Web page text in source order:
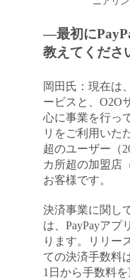
―最初に
教えてくださ
岡田氏：現在は
ービスと、O2O
心に事業を行っ
リをご利用いた
超のユーザー（
カ所超の加盟店
お客様です。
決済事業に関し
は、PayPayアプ
ります。リリー
ての決済手数料
1日から手数料